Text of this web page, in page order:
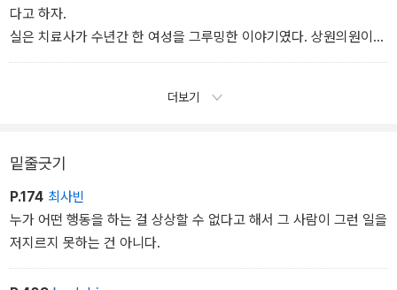
다고 하자.
실은 치료사가 수년간 한 여성을 그루밍한 이야기였다. 상원의원이
촉망받던 10대 시절에 한 소녀의 얼굴에 성기를 들이민 이야기였다.
부스로 떠밀었지만 아무도 그녀의 말을 믿어 주지 않았다는 이야기였
리로 무죄 판결을 받은 이야기였다.
(중략)
MSNBC에도 그 이야기가 나왔다. 판사는 수영선수를 아주 유망한 청
년이라고 불렀다. 강간범은 판사에게 자신이 어린 강간범임을 재차
강조했다.
더보기
밑줄긋기
P.174 최사빈
누가 어떤 행동을 하는 걸 상상할 수 없다고 해서 그 사람이 그런 일을
저지르지 못하는 건 아니다.